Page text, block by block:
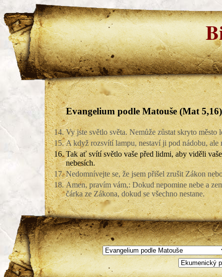
Evangelium podle Matouše (Mat 5,16)
14. Vy jste světlo světa. Nemůže zůstat skryto město
15. A když rozsvítí lampu, nestaví ji pod nádobu, ale
16. Tak ať svítí světlo vaše před lidmi, aby viděli
nebesích.
17. Nedomnívejte se, že jsem přišel zrušit Zákon
18. Amen, pravím vám,: Dokud nepomine nebe a
čárka ze Zákona, dokud se všechno nestane.